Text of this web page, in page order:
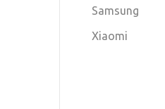
Samsung
Xiaomi